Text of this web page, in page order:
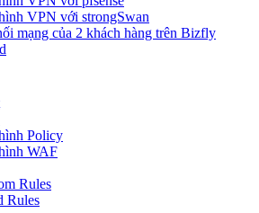
VPN với strongSwan
mạng của 2 khách hàng trên Bizfly
Policy
WAF
Rules
Rules